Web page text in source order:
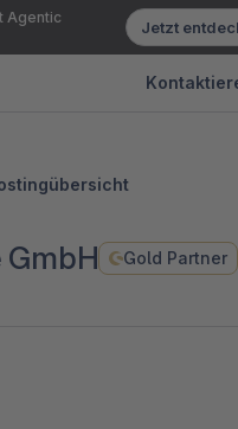
Agentic
Jetzt
GmbH Gold Partner